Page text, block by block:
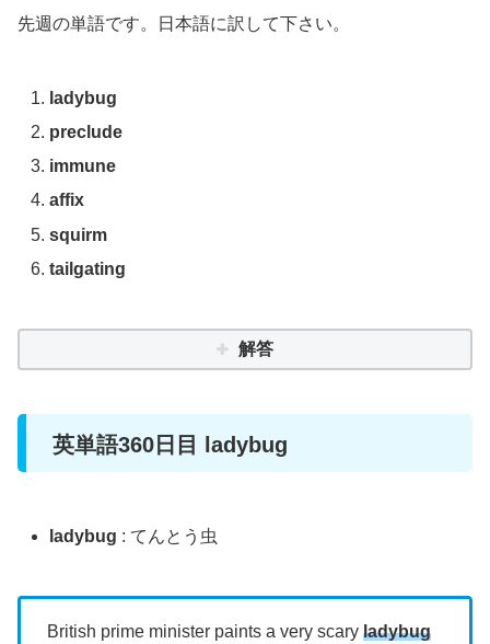
先週の単語です。日本語に訳して下さい。
ladybug
preclude
immune
affix
squirm
tailgating
解答
英単語360日目 ladybug
ladybug : てんとう虫
British prime minister paints a very scary ladybug